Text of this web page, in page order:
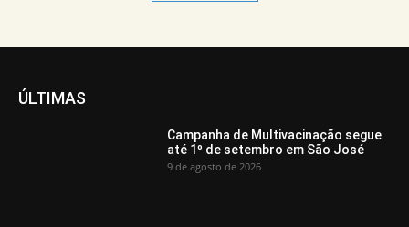
ÚLTIMAS
Campanha de Multivacinação segue
até 1º de setembro em São José
9 de agosto de 2026